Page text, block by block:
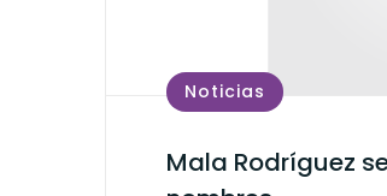
Noticias
Mala Rodríguez